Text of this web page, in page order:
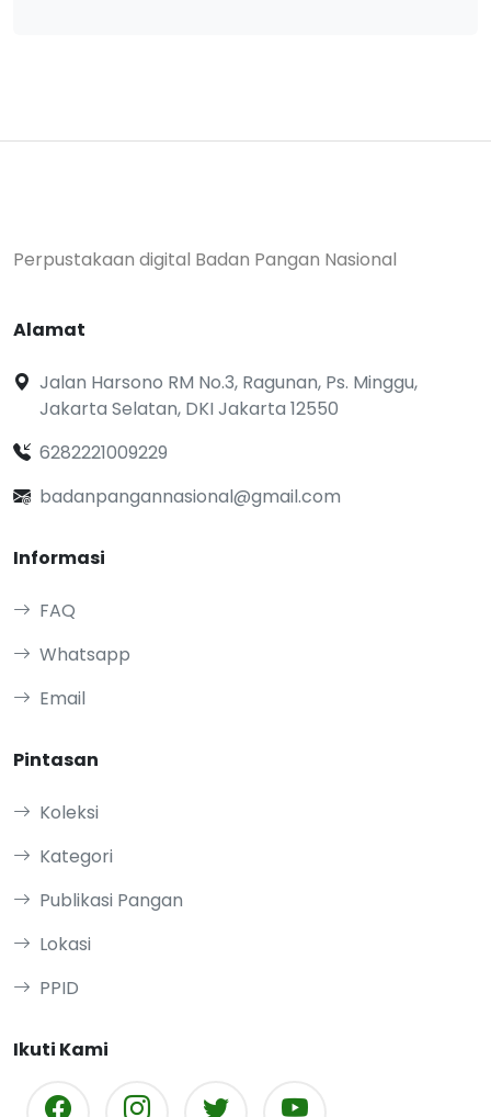
Perpustakaan digital Badan Pangan Nasional
Alamat
Jalan Harsono RM No.3, Ragunan, Ps. Minggu,
Jakarta Selatan, DKI Jakarta 12550
6282221009229
badanpangannasional@gmail.com
Informasi
FAQ
Whatsapp
Email
Pintasan
Koleksi
Kategori
Publikasi Pangan
Lokasi
PPID
Ikuti Kami